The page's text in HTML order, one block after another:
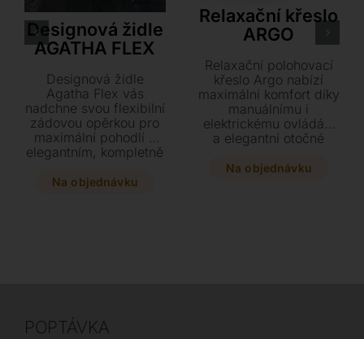
Designová židle
AGATHA FLEX
Designová židle
Agatha Flex vás
nadchne svou flexibilní
zádovou opěrkou pro
maximální pohodlí a
elegantním, kompletně
provedením včetně
Na objednávku
Relaxační křeslo
ARGO
Relaxační polohovací
křeslo Argo nabízí
maximální komfort díky
manuálnímu i
elektrickému ovládání
a elegantní otočné
Vyberte si čalounění z
Na objednávku
POPTÁVKA